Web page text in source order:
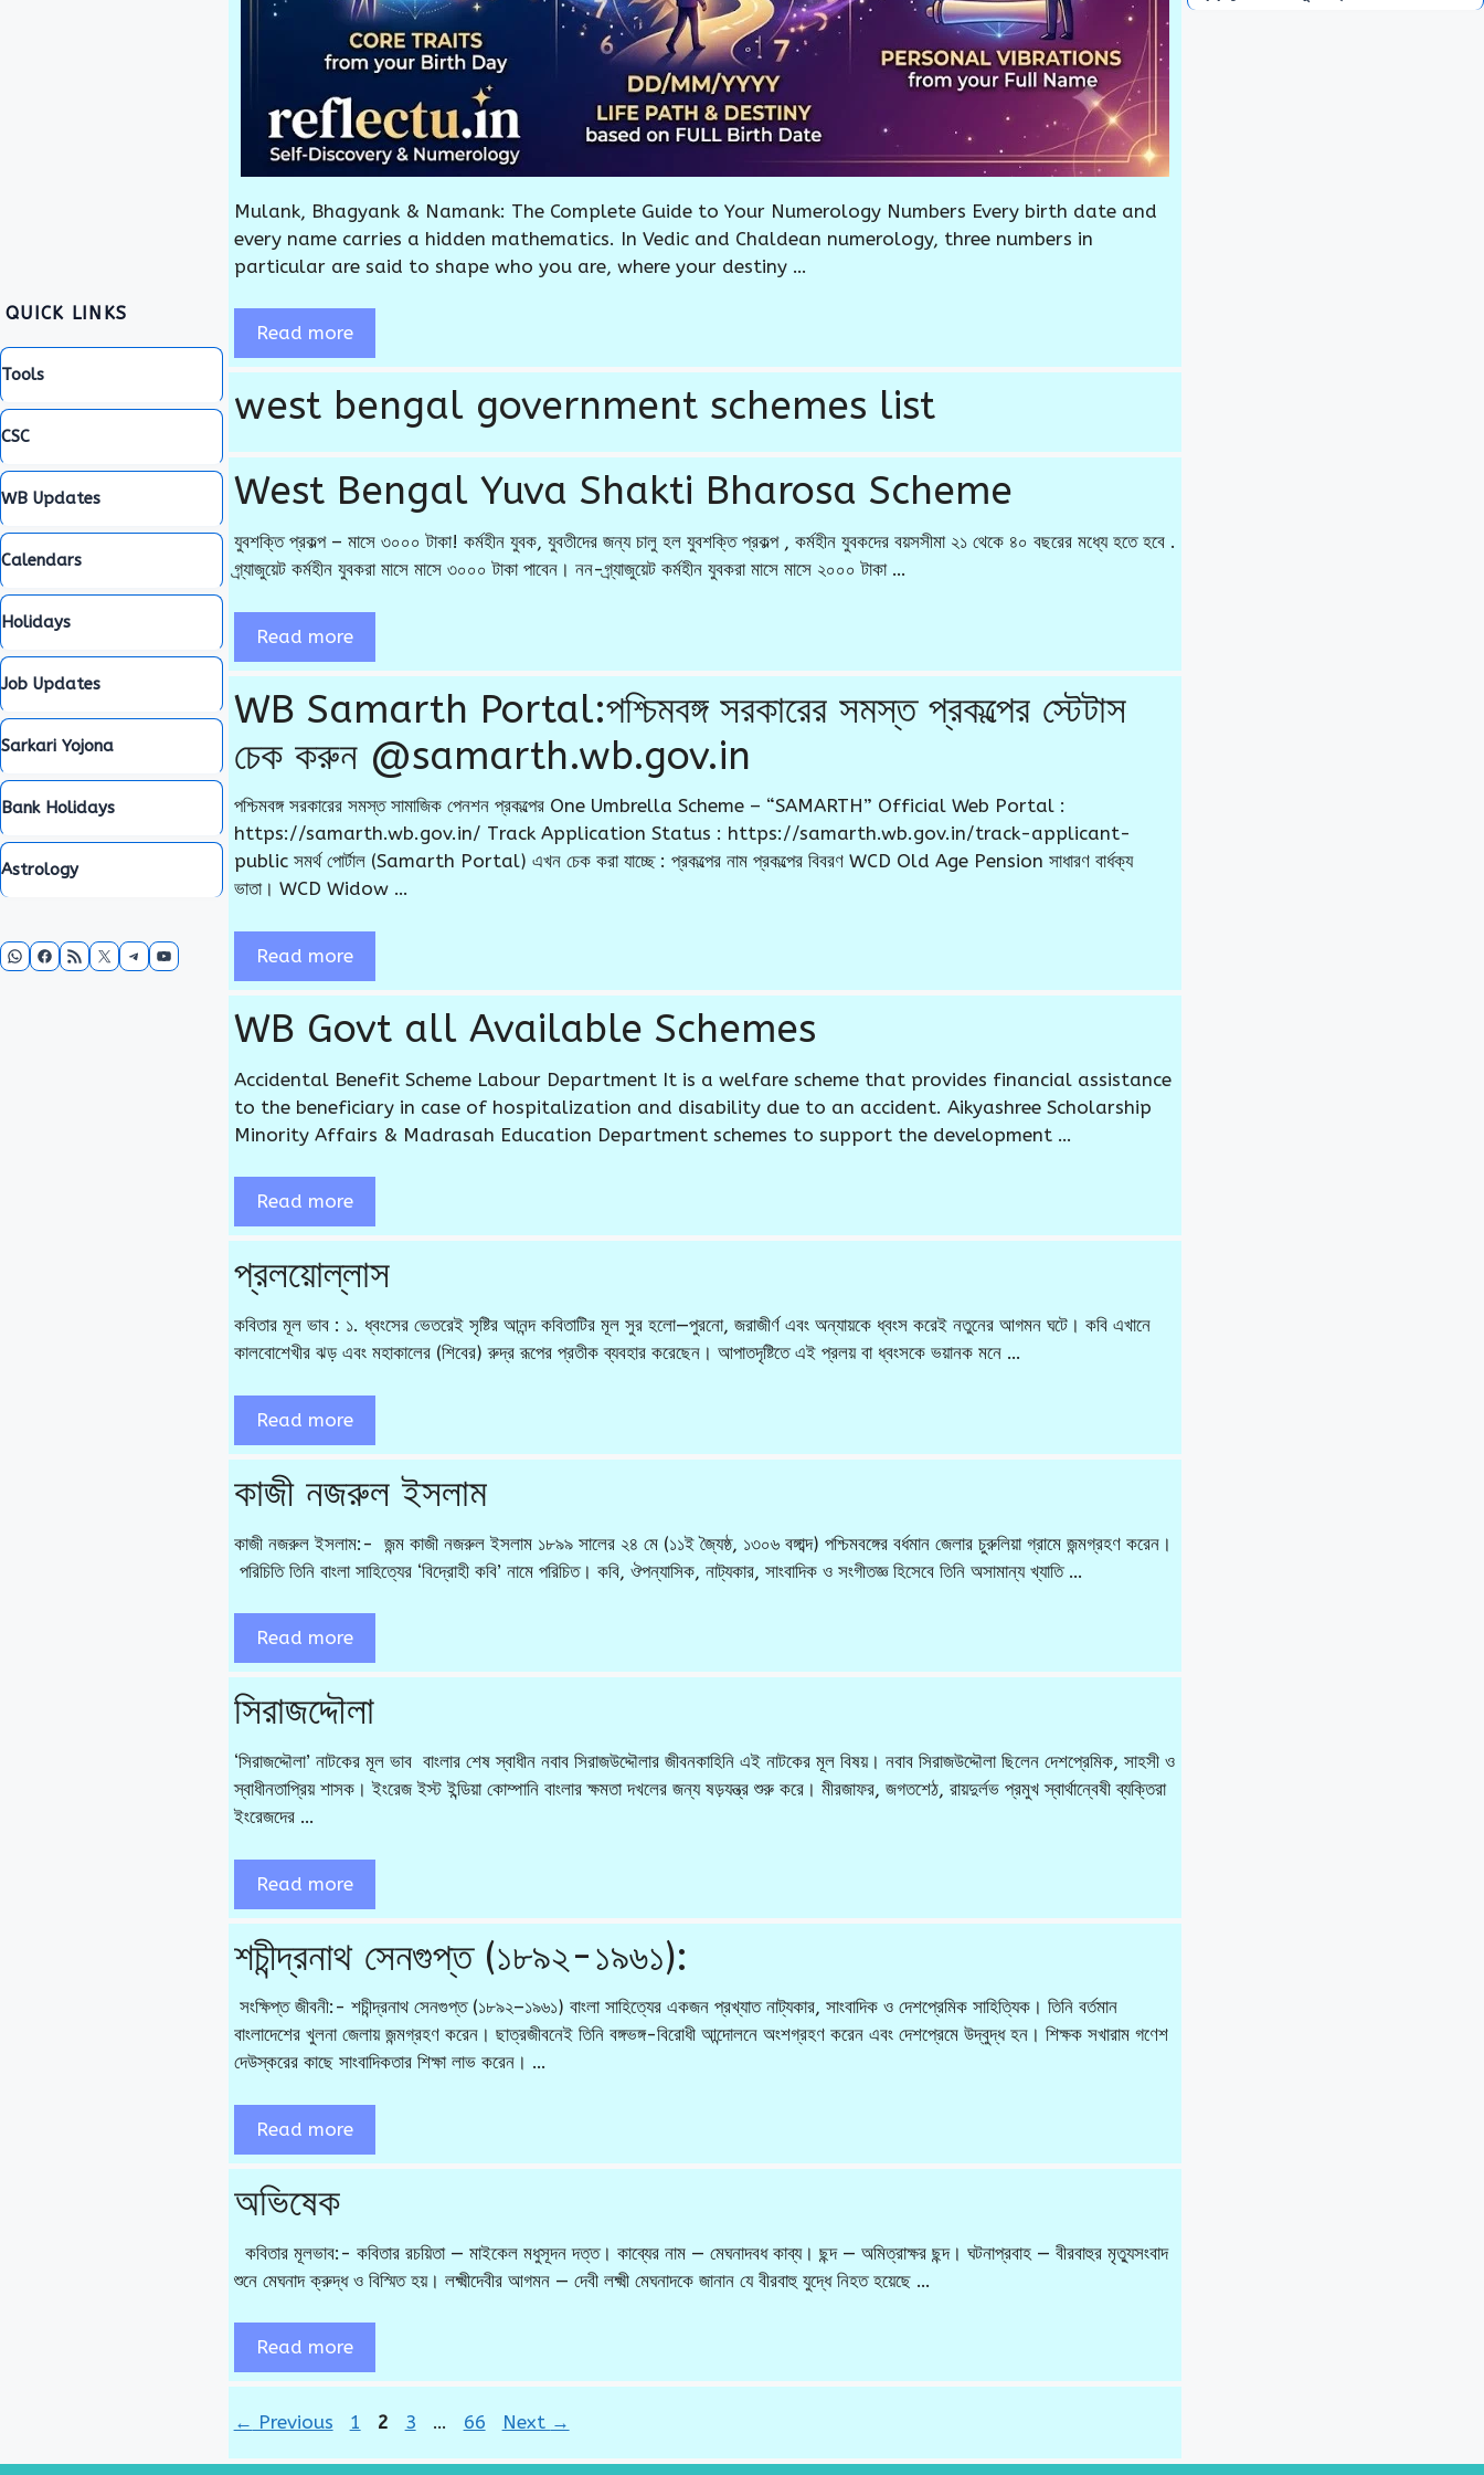
Mulank, Bhagyank & Namank: The Complete Guide to Your Numerology Numbers Every birth date and
every name carries a hidden mathematics. In Vedic and Chaldean numerology, three numbers in
particular are said to shape who you are, where your destiny …
Read more
west bengal government schemes list
West Bengal Yuva Shakti Bharosa Scheme
যুবশক্তি প্রকল্প – মাসে ৩০০০ টাকা! কর্মহীন যুবক, যুবতীদের জন্য চালু হল যুবশক্তি প্রকল্প , কর্মহীন যুবকদের বয়সসীমা ২১ থেকে ৪০ বছরের মধ্যে হতে হবে .
গ্র্যাজুয়েট কর্মহীন যুবকরা মাসে মাসে ৩০০০ টাকা পাবেন। নন-গ্র্যাজুয়েট কর্মহীন যুবকরা মাসে মাসে ২০০০ টাকা …
Read more
WB Samarth Portal:পশ্চিমবঙ্গ সরকারের সমস্ত প্রকল্পের স্টেটাস
চেক করুন @samarth.wb.gov.in
পশ্চিমবঙ্গ সরকারের সমস্ত সামাজিক পেনশন প্রকল্পের One Umbrella Scheme – “SAMARTH” Official Web Portal :
https://samarth.wb.gov.in/ Track Application Status : https://samarth.wb.gov.in/track-applicant-
public সমর্থ পোর্টাল (Samarth Portal) এখন চেক করা যাচ্ছে : প্রকল্পের নাম প্রকল্পের বিবরণ WCD Old Age Pension সাধারণ বার্ধক্য
ভাতা। WCD Widow …
Read more
WB Govt all Available Schemes
Accidental Benefit Scheme Labour Department It is a welfare scheme that provides financial assistance
to the beneficiary in case of hospitalization and disability due to an accident. Aikyashree Scholarship
Minority Affairs & Madrasah Education Department schemes to support the development …
Read more
প্রলয়োল্লাস
কবিতার মূল ভাব : ১. ধ্বংসের ভেতরেই সৃষ্টির আনন্দ কবিতাটির মূল সুর হলো—পুরনো, জরাজীর্ণ এবং অন্যায়কে ধ্বংস করেই নতুনের আগমন ঘটে। কবি এখানে
কালবোশেখীর ঝড় এবং মহাকালের (শিবের) রুদ্র রূপের প্রতীক ব্যবহার করেছেন। আপাতদৃষ্টিতে এই প্রলয় বা ধ্বংসকে ভয়ানক মনে …
Read more
কাজী নজরুল ইসলাম
কাজী নজরুল ইসলাম:- জন্ম কাজী নজরুল ইসলাম ১৮৯৯ সালের ২৪ মে (১১ই জ্যৈষ্ঠ, ১৩০৬ বঙ্গাব্দ) পশ্চিমবঙ্গের বর্ধমান জেলার চুরুলিয়া গ্রামে জন্মগ্রহণ করেন।
পরিচিতি তিনি বাংলা সাহিত্যের ‘বিদ্রোহী কবি’ নামে পরিচিত। কবি, ঔপন্যাসিক, নাট্যকার, সাংবাদিক ও সংগীতজ্ঞ হিসেবে তিনি অসামান্য খ্যাতি …
Read more
সিরাজদ্দৌলা
‘সিরাজদ্দৌলা’ নাটকের মূল ভাব বাংলার শেষ স্বাধীন নবাব সিরাজউদ্দৌলার জীবনকাহিনি এই নাটকের মূল বিষয়। নবাব সিরাজউদ্দৌলা ছিলেন দেশপ্রেমিক, সাহসী ও
স্বাধীনতাপ্রিয় শাসক। ইংরেজ ইস্ট ইন্ডিয়া কোম্পানি বাংলার ক্ষমতা দখলের জন্য ষড়যন্ত্র শুরু করে। মীরজাফর, জগতশেঠ, রায়দুর্লভ প্রমুখ স্বার্থান্বেষী ব্যক্তিরা
ইংরেজদের …
Read more
শচীন্দ্রনাথ সেনগুপ্ত (১৮৯২-১৯৬১):
সংক্ষিপ্ত জীবনী:- শচীন্দ্রনাথ সেনগুপ্ত (১৮৯২–১৯৬১) বাংলা সাহিত্যের একজন প্রখ্যাত নাট্যকার, সাংবাদিক ও দেশপ্রেমিক সাহিত্যিক। তিনি বর্তমান
বাংলাদেশের খুলনা জেলায় জন্মগ্রহণ করেন। ছাত্রজীবনেই তিনি বঙ্গভঙ্গ-বিরোধী আন্দোলনে অংশগ্রহণ করেন এবং দেশপ্রেমে উদ্বুদ্ধ হন। শিক্ষক সখারাম গণেশ
দেউস্করের কাছে সাংবাদিকতার শিক্ষা লাভ করেন। …
Read more
অভিষেক
কবিতার মূলভাব:- কবিতার রচয়িতা — মাইকেল মধুসূদন দত্ত। কাব্যের নাম — মেঘনাদবধ কাব্য। ছন্দ — অমিত্রাক্ষর ছন্দ। ঘটনাপ্রবাহ — বীরবাহুর মৃত্যুসংবাদ
শুনে মেঘনাদ ক্রুদ্ধ ও বিস্মিত হয়। লক্ষ্মীদেবীর আগমন — দেবী লক্ষ্মী মেঘনাদকে জানান যে বীরবাহু যুদ্ধে নিহত হয়েছে …
Read more
← Previous Page
1 Page
2 Page
3 … Page
66 Next →
QUICK LINKS
Tools
CSC
WB Updates
Calendars
Holidays
Job Updates
Sarkari Yojona
Bank Holidays
Astrology
WhatsApp
Facebook
RSS FeedX Telegram
YouTube